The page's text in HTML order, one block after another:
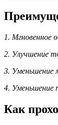
1. Мгновенное
2. Улучшение
3. Уменьшение
4. Уменьшение
Как